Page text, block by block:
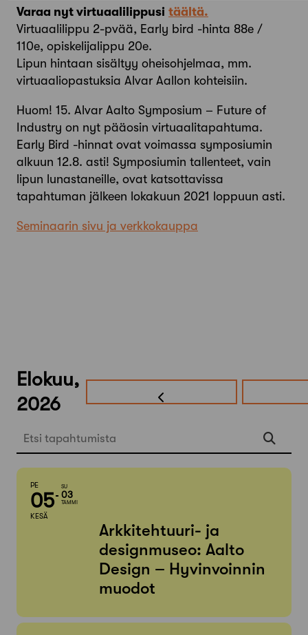
Varaa nyt virtuaalilippusi täältä.
Virtuaalilippu 2-pvää, Early bird -hinta 88e /
110e, opiskelijalippu 20e.
Lipun hintaan sisältyy oheisohjelmaa, mm.
virtuaaliopastuksia Alvar Aallon kohteisiin.
Huom! 15. Alvar Aalto Symposium – Future of
Industry on nyt pääosin virtuaalitapahtuma.
Early Bird -hinnat ovat voimassa symposiumin
alkuun 12.8. asti! Symposiumin tallenteet, vain
lipun lunastaneille, ovat katsottavissa
tapahtuman jälkeen lokakuun 2021 loppuun asti.
Seminaarin sivu ja verkkokauppa
Elokuu,
2026
Etsi tapahtumista
PE
05
KESÄ
SU
03
TAMMI
Arkkitehtuuri- ja
designmuseo: Aalto
Design – Hyvinvoinnin
muodot